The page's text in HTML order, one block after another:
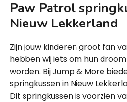
Paw Patrol
Nieuw Lekkerland
Zijn jouw kinderen groot fan
hebben wij iets om hun
worden. Bij Jump & More
springkussen in Nieuw
Dit springkussen is voorzien